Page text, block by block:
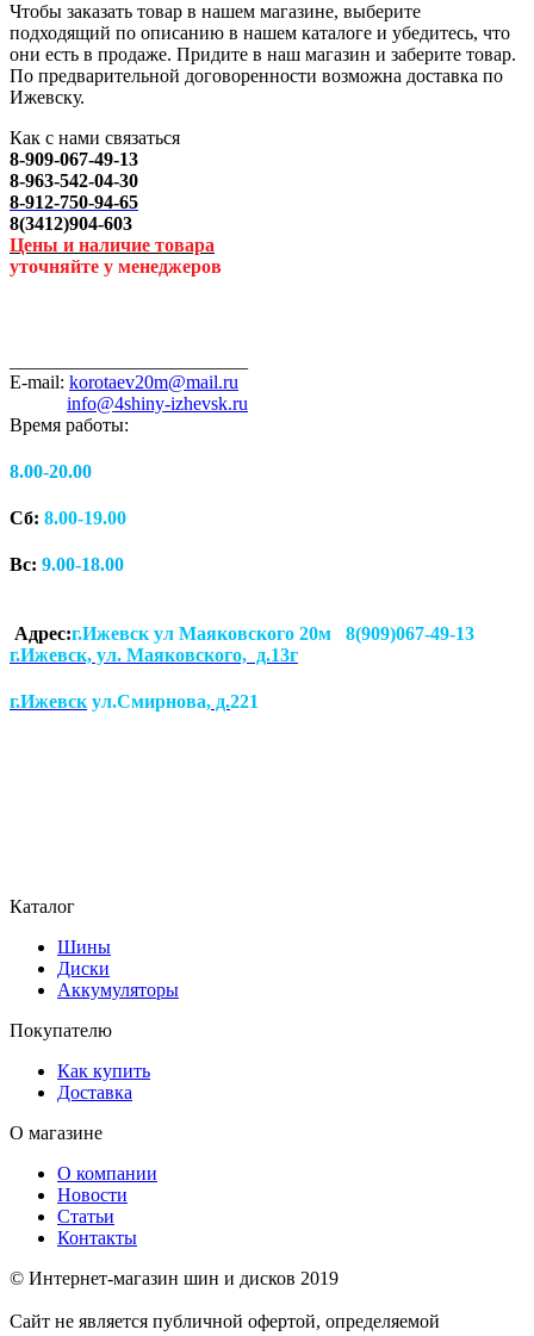
Чтобы заказать товар в нашем магазине, выберите
подходящий по описанию в нашем каталоге и убедитесь, что
они есть в продаже. Придите в наш магазин и заберите товар.
По предварительной договоренности возможна доставка по
Ижевску.
Как с нами связаться
8-909-067-49-13
8-963-542-04-30
8-912-750-94-65
8(3412)904-603
Цены и наличие товара
уточняйте у менеджеров
E-mail: korotaev20m@mail.ru
info@4shiny-izhevsk.ru
Время работы:
8.00-20.00
Сб: 8.00-19.00
Вс: 9.00-18.00
Адрес:г.Ижевск ул Маяковского 20м 8(909)067-49-13
г.Ижевск, ул. Маяковского, д.13г
г.Ижевск ул.Смирнова, д.221
Каталог
Шины
Диски
Аккумуляторы
Покупателю
Как купить
Доставка
О магазине
О компании
Новости
Статьи
Контакты
© Интернет-магазин шин и дисков 2019
Сайт не является публичной офертой, определяемой